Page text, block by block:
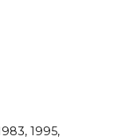
1995,